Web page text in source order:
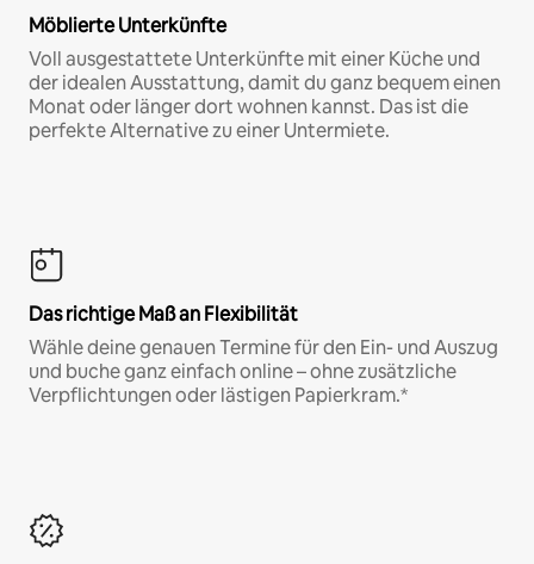
Möblierte Unterkünfte
Voll ausgestattete Unterkünfte mit einer Küche und
der idealen Ausstattung, damit du ganz bequem einen
Monat oder länger dort wohnen kannst. Das ist die
perfekte Alternative zu einer Untermiete.
Das richtige Maß an Flexibilität
Wähle deine genauen Termine für den Ein- und Auszug
und buche ganz einfach online – ohne zusätzliche
Verpflichtungen oder lästigen Papierkram.*